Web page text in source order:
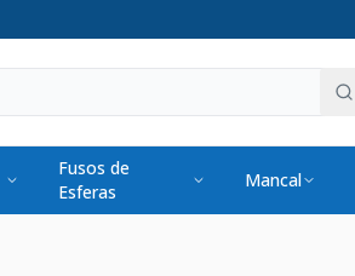
Fusos de
Esferas
Mancal